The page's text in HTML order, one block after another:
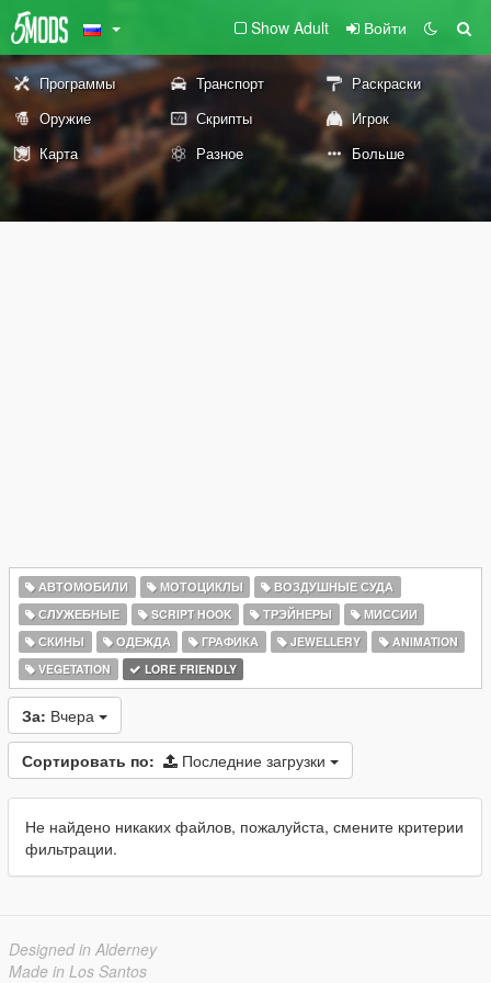
Show Adult Войти
Программы Транспорт
Раскраски
Оружие
Скрипты
Игрок
Карта
Разное Больше
АВТОМОБИЛИ МОТОЦИКЛЫ
ВОЗДУШНЫЕ СУДА
СЛУЖЕБНЫЕ
SCRIPT HOOK ТРЭЙНЕРЫ
МИССИИ
СКИНЫ
ОДЕЖДА ГРАФИКА JEWELLERY
ANIMATION
VEGETATION
LORE FRIENDLY
За: Вчера
Сортировать по: Последние загрузки
Не найдено никаких файлов, пожалуйста, смените критерии
фильтрации.
Designed in Alderney
Made in Los Santos